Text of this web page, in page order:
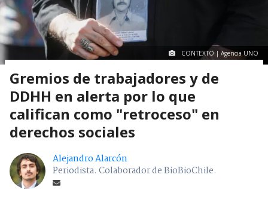
CONTEXTO | Agencia UNO
Gremios de trabajadores y de
DDHH en alerta por lo que
califican como "retroceso" en
derechos sociales
Alejandro Alarcón
Periodista. Colaborador de BioBioChile.